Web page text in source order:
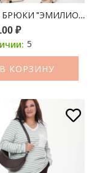
БРЮКИ "ЭМИЛИО"
₽
5
В КОРЗИНУ